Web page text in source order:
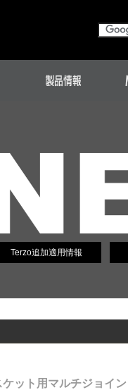
Terzo追加適用情報
ット用マルチジョイ